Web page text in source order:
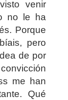
venir
no le ha
Porque
pero
de por
me han
Qué